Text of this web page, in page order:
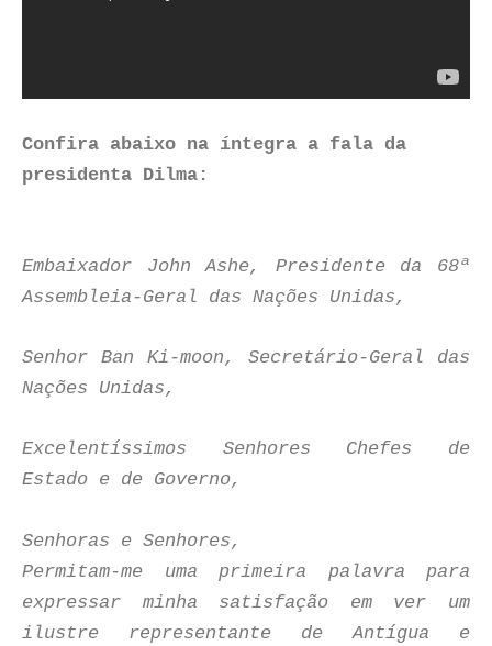
Confira abaixo na íntegra a fala da
presidenta Dilma:
Embaixador John Ashe, Presidente da 68ª
Assembleia-Geral das Nações Unidas,
Senhor Ban Ki-moon, Secretário-Geral das
Nações Unidas,
Excelentíssimos Senhores Chefes de
Estado e de Governo,
Senhoras e Senhores,
Permitam-me uma primeira palavra para
expressar minha satisfação em ver um
ilustre representante de Antígua e